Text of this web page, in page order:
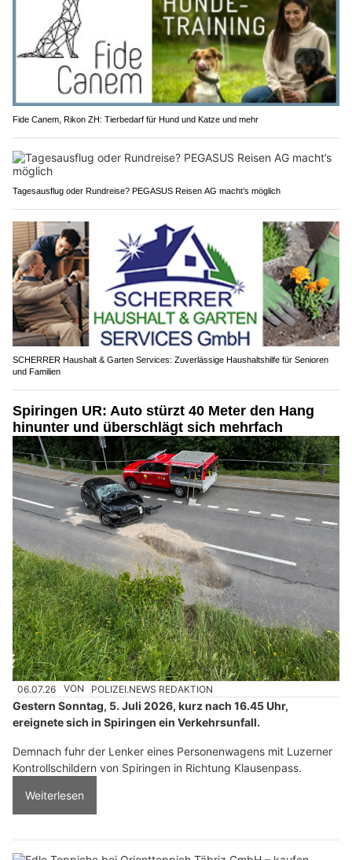
Fide Canem, Rikon ZH: Tierbedarf für Hund und Katze und mehr
Tagesausflug oder Rundreise? PEGASUS Reisen AG macht’s möglich
SCHERRER Haushalt & Garten Services: Zuverlässige Haushaltshilfe für Senioren
und Familien
Spiringen UR: Auto stürzt 40 Meter den Hang
hinunter und überschlägt sich mehrfach
06.07.26 VON POLIZEI.NEWS REDAKTION
Gestern Sonntag, 5. Juli 2026, kurz nach 16.45 Uhr,
ereignete sich in Spiringen ein Verkehrsunfall.
Demnach fuhr der Lenker eines Personenwagens mit Luzerner
Kontrollschildern von Spiringen in Richtung Klausenpass.
Weiterlesen